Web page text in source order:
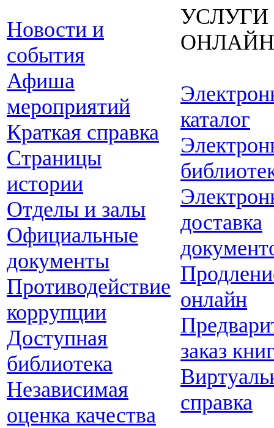
Новости и
события
Афиша
мероприятий
Краткая справка
Страницы
истории
Отделы и залы
Официальные
документы
Противодействие
коррупции
Доступная
библиотека
Независимая
оценка качества
УСЛУГИ
ОНЛАЙН
каталог
доставка
онлайн
заказ
справка